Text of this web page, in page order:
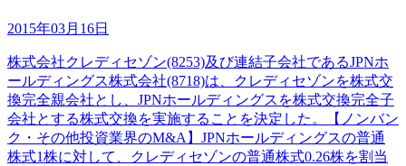
2015年03月16日
株式会社クレディセゾン(8253)及び連結子会社であるJPNホ
ールディングス株式会社(8718)は、クレディセゾンを株式交
換完全親会社とし、JPNホールディングスを株式交換完全子
会社とする株式交換を実施することを決定した。【ノンバン
ク・その他投資業界のM&A】JPNホールディングスの普通
株式1株に対して、クレディセゾンの普通株式0.26株を割当